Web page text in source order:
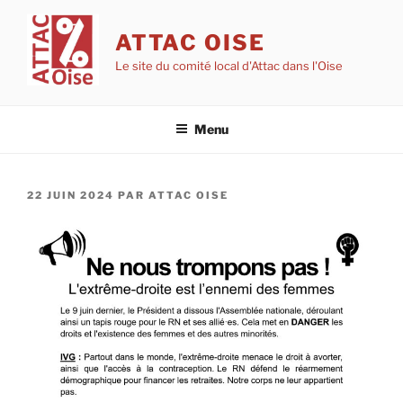
contenu
principal
ATTAC OISE
Le site du comité local d'Attac dans l'Oise
Menu
PUBLIÉ
22 JUIN 2024 PAR ATTAC OISE